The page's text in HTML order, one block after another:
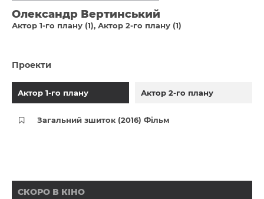
Олександр Вертинський
Актор 1-го плану (1) Актор 2-го плану (1)
Проекти
Актор 1-го плану Актор 2-го плану
Загальний зшиток (2016) Фільм
СКОРО В КІНО